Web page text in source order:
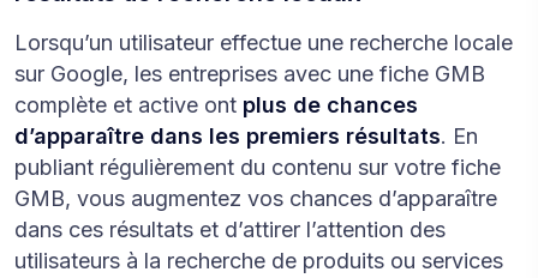
Lorsqu’un utilisateur effectue une recherche locale
sur Google, les entreprises avec une fiche GMB
complète et active ont plus de chances
d’apparaître dans les premiers résultats. En
publiant régulièrement du contenu sur votre fiche
GMB, vous augmentez vos chances d’apparaître
dans ces résultats et d’attirer l’attention des
utilisateurs à la recherche de produits ou services